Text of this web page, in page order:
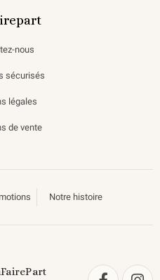
nous
sécurisés
légales
de vente
Notre histoire